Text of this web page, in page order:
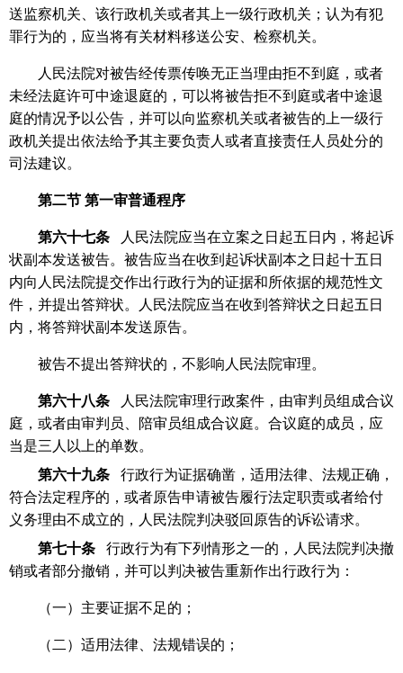
送监察机关、该行政机关或者其上一级行政机关；认为有犯
罪行为的，应当将有关材料移送公安、检察机关。
人民法院对被告经传票传唤无正当理由拒不到庭，或者
未经法庭许可中途退庭的，可以将被告拒不到庭或者中途退
庭的情况予以公告，并可以向监察机关或者被告的上一级行
政机关提出依法给予其主要负责人或者直接责任人员处分的
司法建议。
第二节 第一审普通程序
第六十七条
人民法院应当在立案之日起五日内，将起诉
状副本发送被告。被告应当在收到起诉状副本之日起十五日
内向人民法院提交作出行政行为的证据和所依据的规范性文
件，并提出答辩状。人民法院应当在收到答辩状之日起五日
内，将答辩状副本发送原告。
被告不提出答辩状的，不影响人民法院审理。
第六十八条
人民法院审理行政案件，由审判员组成合议
庭，或者由审判员、陪审员组成合议庭。合议庭的成员，应
当是三人以上的单数。
第六十九条
行政行为证据确凿，适用法律、法规正确，
符合法定程序的，或者原告申请被告履行法定职责或者给付
义务理由不成立的，人民法院判决驳回原告的诉讼请求。
第七十条
行政行为有下列情形之一的，人民法院判决撤
销或者部分撤销，并可以判决被告重新作出行政行为：
（一）主要证据不足的；
（二）适用法律、法规错误的；